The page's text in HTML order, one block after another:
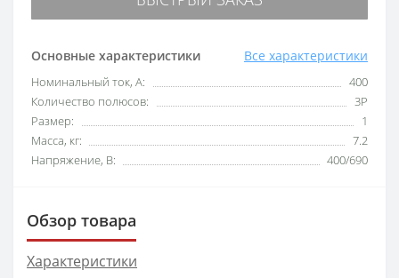
Основные характеристики Все характеристики
Номинальный ток, А:
400
Количество полюсов:
3P
Размер:
1
Масса, кг:
7.2
Напряжение, В:
400/690
Обзор товара
Характеристики